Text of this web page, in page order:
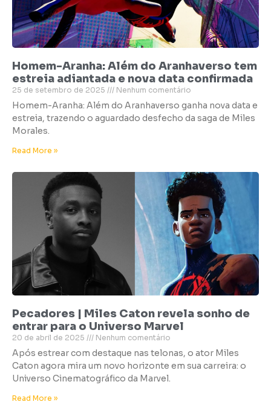
Homem-Aranha: Além do Aranhaverso tem
estreia adiantada e nova data confirmada
25 de setembro de 2025 Nenhum comentário
Homem-Aranha: Além do Aranhaverso ganha nova data e
estreia, trazendo o aguardado desfecho da saga de Miles
Morales.
Read More »
Pecadores | Miles Caton revela sonho de
entrar para o Universo Marvel
20 de abril de 2025 Nenhum comentário
Após estrear com destaque nas telonas, o ator Miles
Caton agora mira um novo horizonte em sua carreira: o
Universo Cinematográfico da Marvel.
Read More »